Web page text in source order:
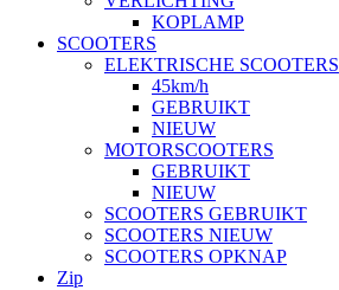
KOPLAMP
SCOOTERS
ELEKTRISCHE SCOOTERS
45km/h
GEBRUIKT
NIEUW
MOTORSCOOTERS
GEBRUIKT
NIEUW
SCOOTERS GEBRUIKT
SCOOTERS NIEUW
SCOOTERS OPKNAP
Zip